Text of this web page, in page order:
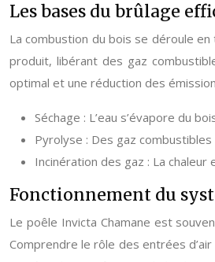
Les bases du brûlage
La combustion du bois se déroule
produit, libérant des gaz
optimal et une réduction des
Séchage : L’eau s’évapore du
Pyrolyse : Des gaz
Incinération des gaz : La chaleur
Fonctionnement du
Le poêle Invicta Chamane est
Comprendre le rôle des entrées